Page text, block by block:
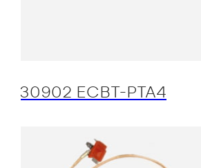
30902 ECBT-PTA4